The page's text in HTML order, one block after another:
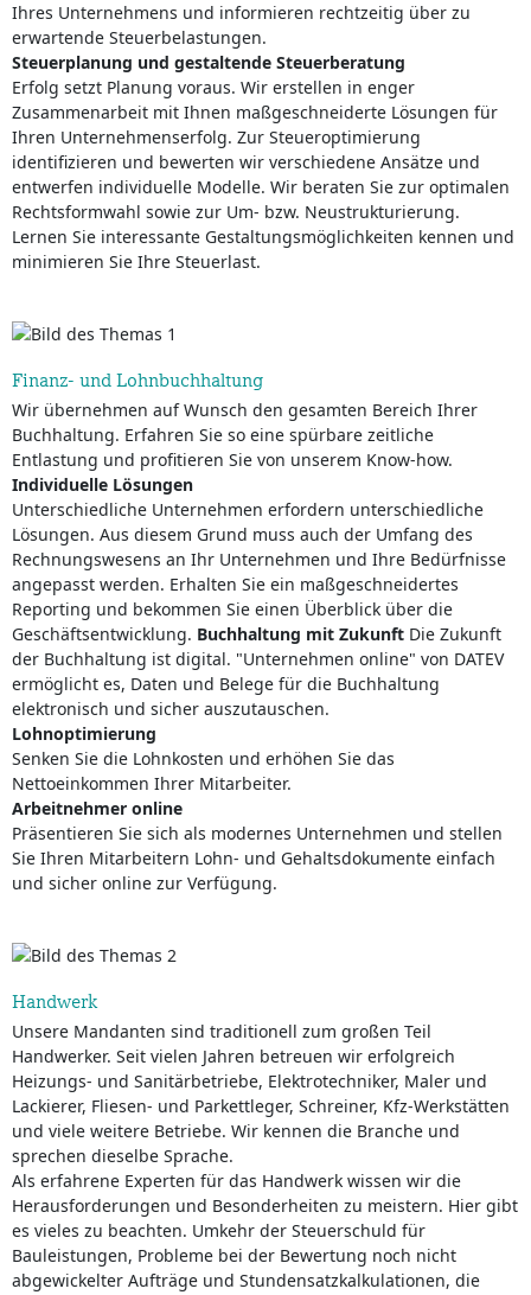
Ihres Unternehmens und informieren rechtzeitig über zu
erwartende Steuerbelastungen.
Steuerplanung und gestaltende Steuerberatung
Erfolg setzt Planung voraus. Wir erstellen in enger
Zusammenarbeit mit Ihnen maßgeschneiderte Lösungen für
Ihren Unternehmenserfolg. Zur Steueroptimierung
identifizieren und bewerten wir verschiedene Ansätze und
entwerfen individuelle Modelle. Wir beraten Sie zur optimalen
Rechtsformwahl sowie zur Um- bzw. Neustrukturierung.
Lernen Sie interessante Gestaltungsmöglichkeiten kennen und
minimieren Sie Ihre Steuerlast.
Finanz- und Lohnbuchhaltung
Wir übernehmen auf Wunsch den gesamten Bereich Ihrer
Buchhaltung. Erfahren Sie so eine spürbare zeitliche
Entlastung und profitieren Sie von unserem Know-how.
Individuelle Lösungen
Unterschiedliche Unternehmen erfordern unterschiedliche
Lösungen. Aus diesem Grund muss auch der Umfang des
Rechnungswesens an Ihr Unternehmen und Ihre Bedürfnisse
angepasst werden. Erhalten Sie ein maßgeschneidertes
Reporting und bekommen Sie einen Überblick über die
Geschäftsentwicklung. Buchhaltung mit Zukunft Die Zukunft
der Buchhaltung ist digital. "Unternehmen online" von DATEV
ermöglicht es, Daten und Belege für die Buchhaltung
elektronisch und sicher auszutauschen.
Lohnoptimierung
Senken Sie die Lohnkosten und erhöhen Sie das
Nettoeinkommen Ihrer Mitarbeiter.
Arbeitnehmer online
Präsentieren Sie sich als modernes Unternehmen und stellen
Sie Ihren Mitarbeitern Lohn- und Gehaltsdokumente einfach
und sicher online zur Verfügung.
Handwerk
Unsere Mandanten sind traditionell zum großen Teil
Handwerker. Seit vielen Jahren betreuen wir erfolgreich
Heizungs- und Sanitärbetriebe, Elektrotechniker, Maler und
Lackierer, Fliesen- und Parkettleger, Schreiner, Kfz-Werkstätten
und viele weitere Betriebe. Wir kennen die Branche und
sprechen dieselbe Sprache.
Als erfahrene Experten für das Handwerk wissen wir die
Herausforderungen und Besonderheiten zu meistern. Hier gibt
es vieles zu beachten. Umkehr der Steuerschuld für
Bauleistungen, Probleme bei der Bewertung noch nicht
abgewickelter Aufträge und Stundensatzkalkulationen, die